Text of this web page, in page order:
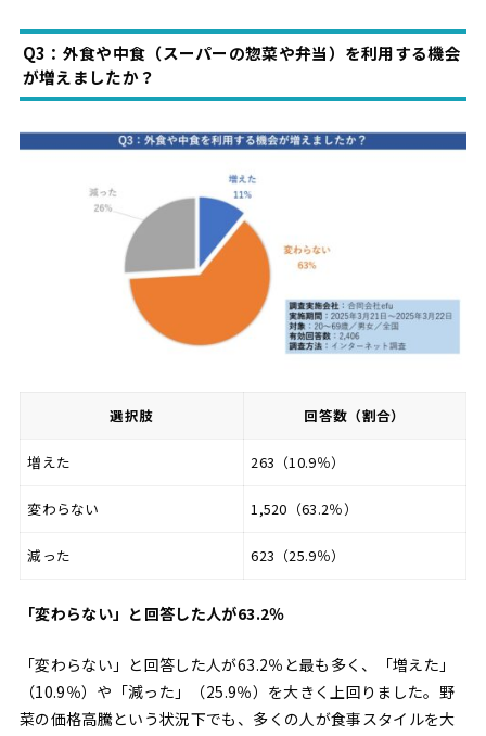
Q3：外食や中食（スーパーの惣菜や弁当）を利用する機会
が増えましたか？
選択肢 回答数（割合）
増えた 263（10.9％）
変わらない 1,520（63.2％）
減った 623（25.9％）
「変わらない」と回答した人が63.2％
「変わらない」と回答した人が63.2％と最も多く、「増えた」
（10.9％）や「減った」（25.9％）を大きく上回りました。野
菜の価格高騰という状況下でも、多くの人が食事スタイルを大